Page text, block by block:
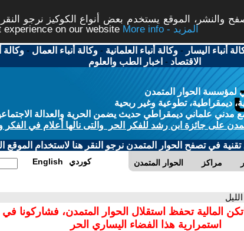
والنشر، الموقع يستخدم بعض أنواع الكوكيز نرجو
on our website
More info - المزيد
أنباء اليسار -وكالة أنباء العلمانية -وكالة أنباء العمال -وكالة
الاقتصاد - اخبار الطب والعلوم
لمؤسسة الحوار المتمدن
ديمقراطية، تطوعية وغير ربحية
علماني ديمقراطي حديث يضمن الحرية والعدالة
على جائزة ابن رشد للفكر الحر والتى نالها أعلام في الفكر
في تصفح الحوار المتمدن نرجو النقر هنا لاستخدام الموقع
الحوار المتمدن مراكز English كوردي
المالية تحفظ استقلال الحوار المتمدن، فشاركونا
استمرارية هذا الفضاء اليساري الحر